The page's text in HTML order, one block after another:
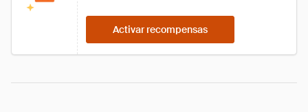
Activar recompensas